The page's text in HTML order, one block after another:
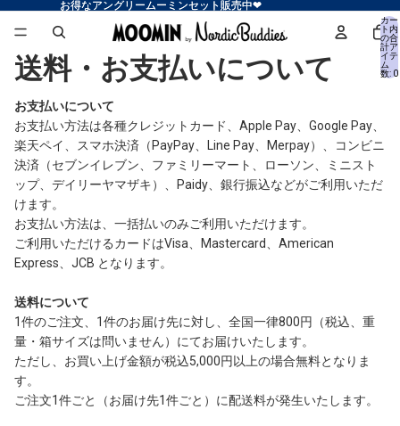
お得なアングリームーミンセット販売中❤
お得なアングリームーミンセット販売中❤
カー
ト内
の合
計ア
イテ
ム
数: 0
送料・お支払いについて
お支払いについて
お支払い方法は各種クレジットカード、Apple Pay、Google Pay、
楽天ペイ、スマホ決済（PayPay、Line Pay、Merpay）、コンビニ
決済（セブンイレブン、ファミリーマート、ローソン、ミニスト
ップ、デイリーヤマザキ）、Paidy、銀行振込などがご利用いただ
けます。
お支払い方法は、一括払いのみご利用いただけます。
ご利用いただけるカードはVisa、Mastercard、American
Express、JCB となります。
送料について
1件のご注文、1件のお届け先に対し、全国一律800円（税込、重
量・箱サイズは問いません）にてお届けいたします。
ただし、お買い上げ金額が税込5,000円以上の場合無料となりま
す。
ご注文1件ごと（お届け先1件ごと）に配送料が発生いたします。